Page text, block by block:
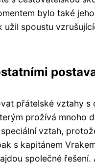
bylo také
spoustu
přátelské vztahy s
prožívá
vztah,
s kapitánem
společné